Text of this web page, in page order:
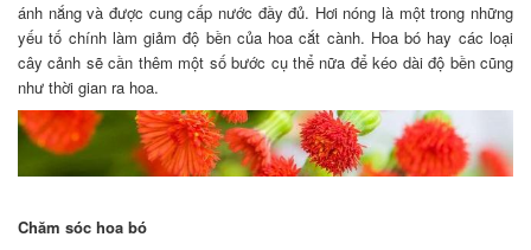
ánh nắng và được cung cấp nước đầy đủ. Hơi nóng là một trong những
yếu tố chính làm giảm độ bền của hoa cắt cành. Hoa bó hay các loại
cây cảnh sẽ cần thêm một số bước cụ thể nữa để kéo dài độ bền cũng
như thời gian ra hoa.
Chăm sóc hoa bó